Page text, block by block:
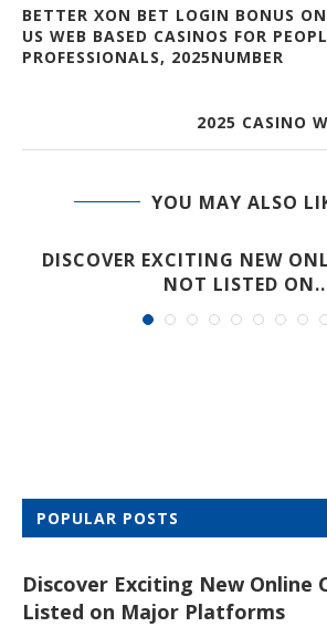
BETTER XON BET LOGIN BONUS
US WEB BASED CASINOS FOR
PROFESSIONALS, 2025NUMBER
2025 CASINO
YOU MAY ALSO
DISCOVER EXCITING NEW
NOT LISTED
POPULAR POSTS
Discover Exciting New Online
Listed on Major Platforms